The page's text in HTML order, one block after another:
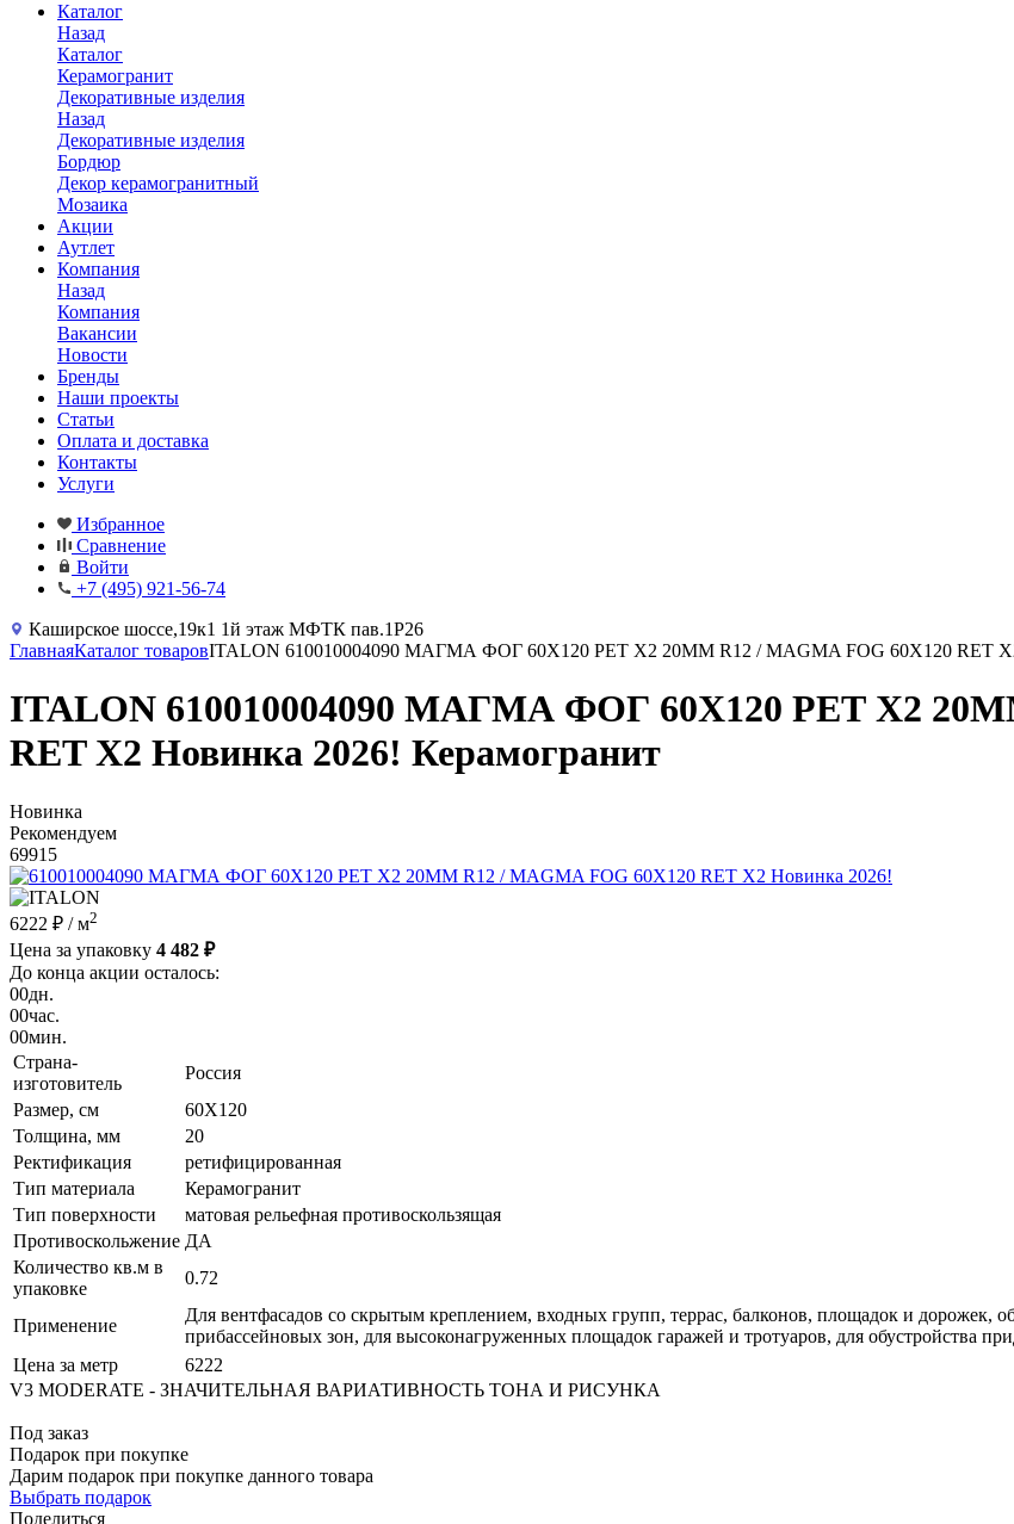
Каталог
Назад
Каталог
Керамогранит
Декоративные изделия
Назад
Декоративные изделия
Бордюр
Декор керамогранитный
Мозаика
Акции
Аутлет
Компания
Назад
Компания
Вакансии
Новости
Бренды
Наши проекты
Статьи
Оплата и доставка
Контакты
Услуги
Избранное
Сравнение
Войти
+7 (495) 921-56-74
Каширское шоссе,19к1 1й этаж МФТК пав.1Р26
ГлавнаяКаталог товаровITALON 610010004090 МАГМА ФОГ 60X120 РЕТ Х2 20MM R12 / MAGMA FOG 60X120 RET
ITALON 610010004090 МАГМА ФОГ 60X120 РЕТ Х2
RET X2 Новинка 2026! Керамогранит
Новинка
Рекомендуем
69915
6222 ₽ / м2
Цена за упаковку 4 482 ₽
До конца акции осталось:
00дн.
00час.
00мин.
Страна-
изготовитель
Россия
Размер, см
60X120
Толщина, мм
20
Ректификация
ретифицированная
Тип материала
Керамогранит
Тип поверхности
матовая рельефная противоскользящая
Противоскольжение ДА
Количество кв.м в
упаковке
0.72
Применение
Для вентфасадов со скрытым креплением, входных групп, террас, балконов, площадок и дорожек,
прибассейновых зон, для высоконагруженных площадок гаражей и тротуаров, для обустройства
Цена за метр
6222
V3 MODERATE - ЗНАЧИТЕЛЬНАЯ ВАРИАТИВНОСТЬ ТОНА И РИСУНКА
Под заказ
Подарок при покупке
Дарим подарок при покупке данного товара
Выбрать подарок
Поделиться